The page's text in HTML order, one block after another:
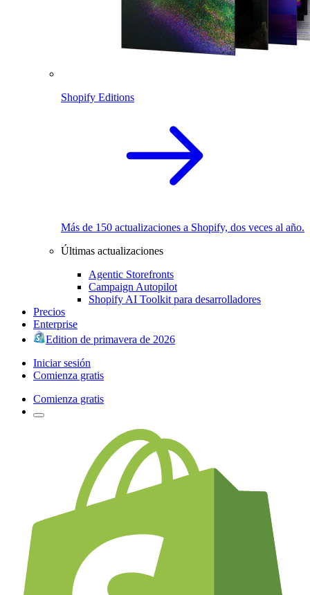
Shopify Editions
Más de 150 actualizaciones a Shopify, dos veces al año.
Últimas actualizaciones
Agentic Storefronts
Campaign Autopilot
Shopify AI Toolkit para desarrolladores
Precios
Enterprise
Edition de primavera de 2026
Iniciar sesión
Comienza gratis
Comienza gratis